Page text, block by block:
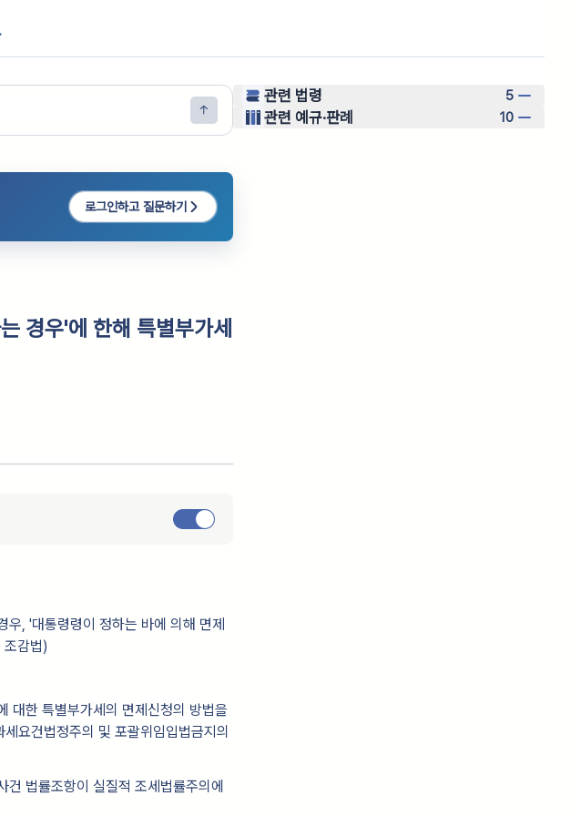
로그인하고 질문하기
경우'에 한해 특별부가세
, '대통령령이 정하는 바에 의해 면제
조감법)
대한 특별부가세의 면제신청의 방법을
요건법정주의 및 포괄위임입법금지의
법률조항이 실질적 조세법률주의에
관련 법령 5
관련 예규·판례 10